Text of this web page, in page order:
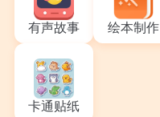
有声故事 绘本制作
卡通贴纸